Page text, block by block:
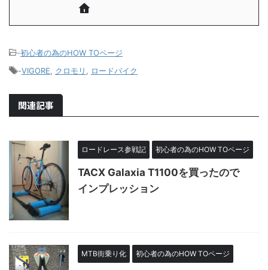
-初心者の為のHOW TOページ
-VIGORE クロモリ ロードバイク
関連記事
ロードレース参戦記 初心者の為のHOW TOページ
TACX Galaxia T1100を買ったので
インプレッション
MTB街乗り化 初心者の為のHOW TOページ